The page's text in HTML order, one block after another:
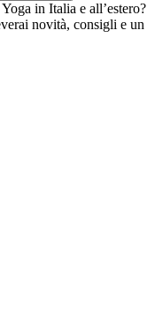
in Italia e all’estero?
novità, consigli e un